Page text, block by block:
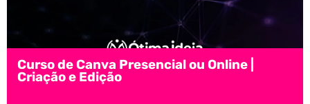
Curso de Canva Presencial ou Online |
Criação e Edição